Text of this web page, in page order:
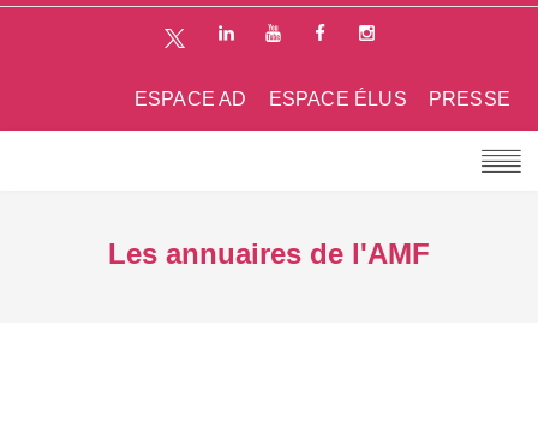
PRESSE
ESPACE ÉLUS
ESPACE AD
Les annuaires de l'AMF